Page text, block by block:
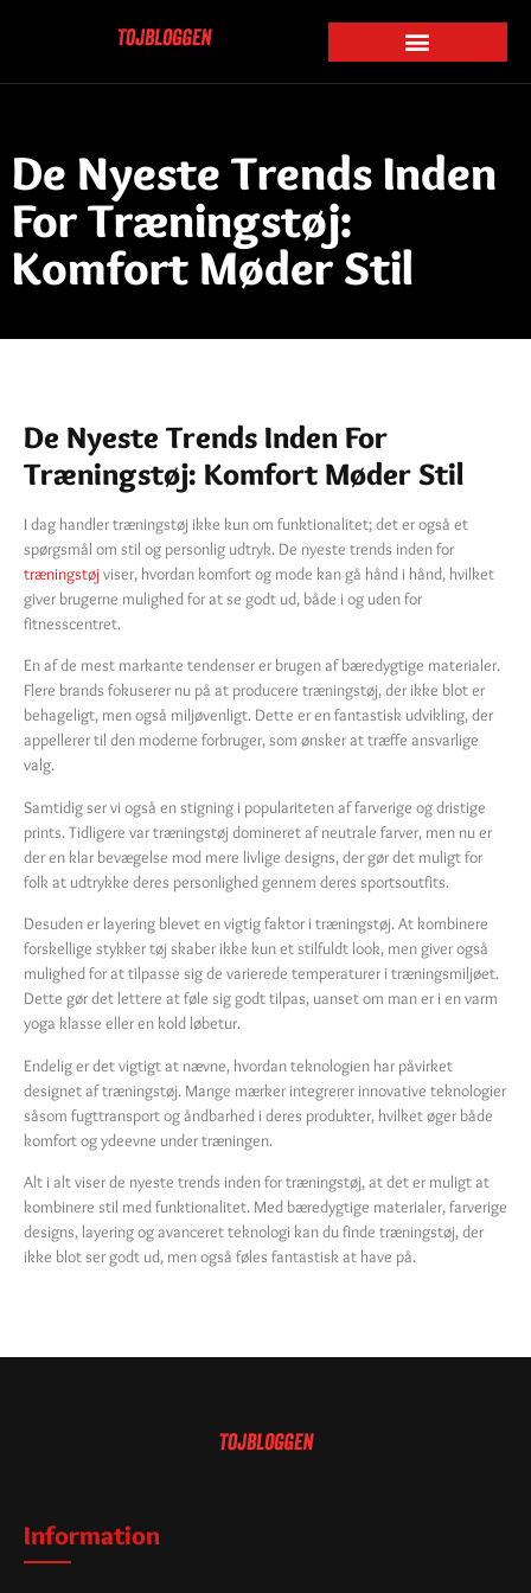
De Nyeste Trends Inden
For Træningstøj:
Komfort Møder Stil
De Nyeste Trends Inden For
Træningstøj: Komfort Møder Stil
I dag handler træningstøj ikke kun om funktionalitet; det er også et
spørgsmål om stil og personlig udtryk. De nyeste trends inden for
træningstøjviser, hvordan komfort og mode kan gå hånd i hånd, hvilket
giver brugerne mulighed for at se godt ud, både i og uden for
fitnesscentret.
En af de mest markante tendenser er brugen af bæredygtige materialer.
Flere brands fokuserer nu på at producere træningstøj, der ikke blot er
behageligt, men også miljøvenligt. Dette er en fantastisk udvikling, der
appellerer til den moderne forbruger, som ønsker at træffe ansvarlige
valg.
Samtidig ser vi også en stigning i populariteten af farverige og dristige
prints. Tidligere var træningstøj domineret af neutrale farver, men nu er
der en klar bevægelse mod mere livlige designs, der gør det muligt for
folk at udtrykke deres personlighed gennem deres sportsoutfits.
Desuden er layering blevet en vigtig faktor i træningstøj. At kombinere
forskellige stykker tøj skaber ikke kun et stilfuldt look, men giver også
mulighed for at tilpasse sig de varierede temperaturer i træningsmiljøet.
Dette gør det lettere at føle sig godt tilpas, uanset om man er i en varm
yoga klasse eller en kold løbetur.
Endelig er det vigtigt at nævne, hvordan teknologien har påvirket
designet af træningstøj. Mange mærker integrerer innovative teknologier
såsom fugttransport og åndbarhed i deres produkter, hvilket øger både
komfort og ydeevne under træningen.
Alt i alt viser de nyeste trends inden for træningstøj, at det er muligt at
kombinere stil med funktionalitet. Med bæredygtige materialer, farverige
designs, layering og avanceret teknologi kan du finde træningstøj, der
ikke blot ser godt ud, men også føles fantastisk at have på.
Information